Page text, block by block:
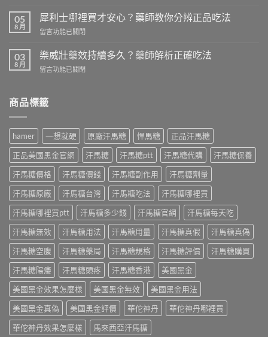
精
功
有
哪
師
解
成
分、
正
確
吃
法
與
正
品
購
買
指
南〉
中
凍
威
而
效
果
持
久？
析
Kamagra
Oral
Jelly
正
確
吃
法
7
種
口
味〉
中
05
8 月
犀利士哪裡買才安心？藥師教你分辨正品吃法
在
利
士
哪
才
師
教
你
分
辨
正
品
吃
法〉
中
留言功能已關閉
03
8 月
樂威壯藥效持續多久？藥師解析正確吃法
在
壯
藥
持
多
久？
藥
師
解
析
正
確
吃
法〉
中
留言功能已關閉
商品標籤
hamer 一想就硬 原廠汗馬糖 悍馬糖
正品汗馬糖
正品美國黑金官網
汗馬糖 汗馬糖ptt 汗馬糖代購
汗馬糖保養
汗馬糖價格
汗馬糖價錢 汗馬糖副作用
汗馬糖劑量
汗馬糖原廠
汗馬糖台灣 汗馬糖吃法
汗馬糖哪裡買
汗馬糖哪裡買ptt
汗馬糖多少錢 汗馬糖官網
汗馬糖每天吃
汗馬糖無效
汗馬糖用法 汗馬糖用量 汗馬糖真假
汗馬糖真偽
汗馬糖空腹
汗馬糖藥局 汗馬糖規格 汗馬糖評價
汗馬糖購買
汗馬糖陽痿
汗馬糖頭疼 汗馬糖香港
美國黑金
美國黑金效果怎麼樣
美國黑金無效
美國黑金用法
美國黑金真偽
美國黑金評價 華佗神丹
華佗神丹哪裡買
華佗神丹效果怎麼樣
馬來西亞汗馬糖